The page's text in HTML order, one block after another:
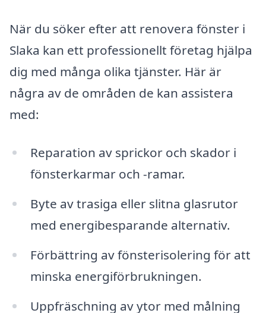
När du söker efter att renovera fönster i
Slaka kan ett professionellt företag hjälpa
dig med många olika tjänster. Här är
några av de områden de kan assistera
med:
Reparation av sprickor och skador i
fönsterkarmar och -ramar.
Byte av trasiga eller slitna glasrutor
med energibesparande alternativ.
Förbättring av fönsterisolering för att
minska energiförbrukningen.
Uppfräschning av ytor med målning